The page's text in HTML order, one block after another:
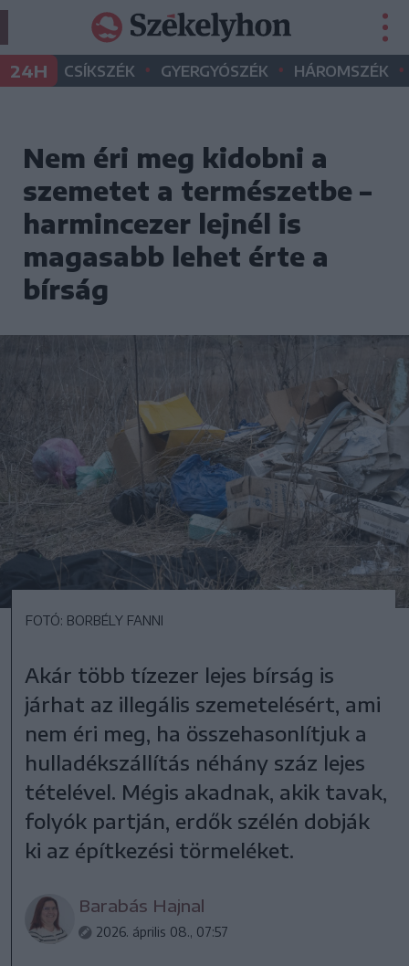
24H CSÍKSZÉK • GYERGYÓSZÉK • HÁROMSZÉK •
Nem éri meg kidobni a
szemetet a természetbe –
harmincezer lejnél is
magasabb lehet érte a
bírság
FOTÓ: BORBÉLY FANNI
Akár több tízezer lejes bírság is
járhat az illegális szemetelésért, ami
nem éri meg, ha összehasonlítjuk a
hulladékszállítás néhány száz lejes
tételével. Mégis akadnak, akik tavak,
folyók partján, erdők szélén dobják
ki az építkezési törmeléket.
Barabás Hajnal
2026. április 08., 07:57